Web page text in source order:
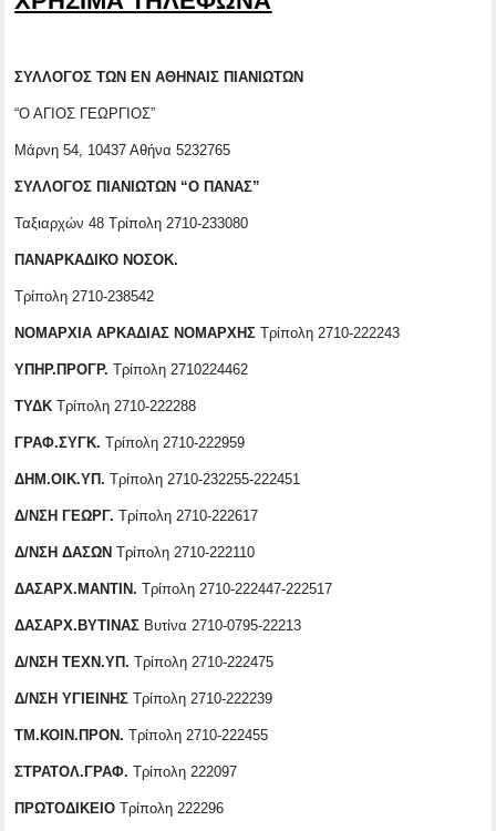
ΣΥΛΛΟΓΟΣ ΤΩΝ ΕΝ ΑΘΗΝΑΙΣ ΠΙΑΝΙΩΤΩΝ
“Ο ΑΓΙΟΣ ΓΕΩΡΓΙΟΣ”
Μάρνη 54, 10437 Αθήνα 5232765
ΣΥΛΛΟΓΟΣ ΠΙΑΝΙΩΤΩΝ “Ο ΠΑΝΑΣ”
Ταξιαρχών 48 Τρίπολη 2710-233080
ΠΑΝΑΡΚΑΔΙΚΟ ΝΟΣΟK.
Τρίπολη 2710-238542
ΝΟΜΑΡΧΙΑ ΑΡΚΑΔΙΑΣ ΝΟΜΑΡΧΗΣ Τρίπολη 2710-222243
ΥΠΗΡ.ΠΡΟΓΡ. Τρίπολη 2710224462
ΤΥΔΚ Τρίπολη 2710-222288
ΓΡΑΦ.ΣΥΓΚ. Τρίπολη 2710-222959
ΔΗΜ.ΟΙΚ.ΥΠ. Τρίπολη 2710-232255-222451
Δ/ΝΣΗ ΓΕΩΡΓ. Τρίπολη 2710-222617
Δ/ΝΣΗ ΔΑΣΩΝ Τρίπολη 2710-222110
ΔΑΣΑΡΧ.ΜΑΝΤΙΝ. Τρίπολη 2710-222447-222517
ΔΑΣΑΡΧ.ΒΥΤΙΝΑΣ Βυτίνα 2710-0795-22213
Δ/ΝΣΗ ΤΕΧΝ.ΥΠ. Τρίπολη 2710-222475
Δ/ΝΣΗ ΥΓΙΕΙΝΗΣ Τρίπολη 2710-222239
ΤΜ.ΚΟΙΝ.ΠΡΟΝ. Τρίπολη 2710-222455
ΣΤΡΑΤΟΛ.ΓΡΑΦ. Τρίπολη 222097
ΠΡΩΤΟΔΙΚΕΙΟ Τρίπολη 222296